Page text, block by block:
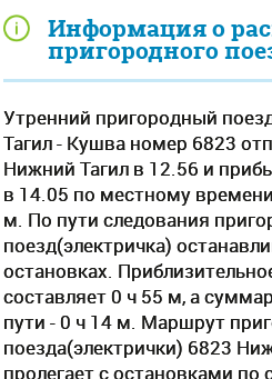
Информация о
пригородного
Утренний пригородный
Тагил - Кушва номер 6823
Нижний Тагил в 12.56 и
в 14.05 по местному
м. По пути следования
поезд(электричка)
остановках.
составляет 0 ч 55 м, а
пути - 0 ч 14 м. Маршрут
поезда(электрички) 6823
пролегает c остановками по